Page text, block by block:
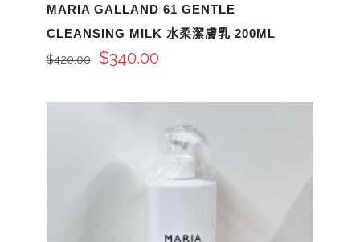
MARIA GALLAND 61 GENTLE
CLEANSING MILK 水柔潔膚乳 200ML
$420.00 $340.00